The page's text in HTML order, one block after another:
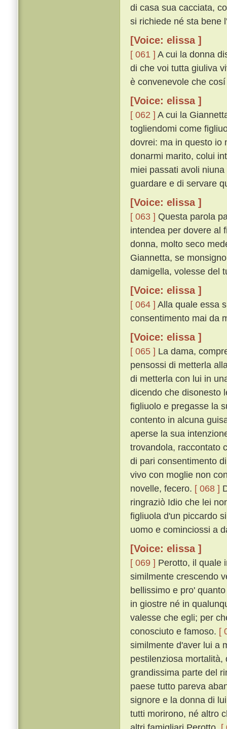
di casa sua cacciata,
si richiede né sta bene
[Voice: elissa ]
[ 061 ] A cui la donna
di che voi tutta giuliva
è convenevole che
[Voice: elissa ]
[ 062 ] A cui la
togliendomi come
dovrei: ma in questo io
donarmi marito, colui
miei passati avoli
guardare e di servare
[Voice: elissa ]
[ 063 ] Questa parola
intendea per dovere al
donna, molto seco
Giannetta, se
damigella, volesse del
[Voice: elissa ]
[ 064 ] Alla quale essa
consentimento mai da
[Voice: elissa ]
[ 065 ] La dama,
pensossi di metterla
di metterla con lui in
dicendo che disonesto
figliuolo e pregasse la
contento in alcuna
aperse la sua
trovandola, raccontato
di pari consentimento
vivo con moglie non
novelle, fecero. [ 068 ]
ringraziò Idio che lei
figliuola d'un piccardo
uomo e cominciossi a
[Voice: elissa ]
[ 069 ] Perotto, il quale
similmente crescendo
bellissimo e pro'
in giostre né in
valesse che egli; per
conosciuto e famoso. [
similmente d'aver lui a
pestilenziosa
grandissima parte del
paese tutto pareva
signore e la donna di
tutti morirono, né altro